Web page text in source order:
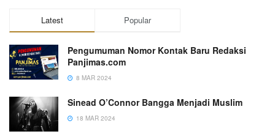
Latest Popular
Pengumuman Nomor Kontak Baru Redaksi
Panjimas.com
8 MAR 2024
Sinead O’Connor Bangga Menjadi Muslim
18 MAR 2024